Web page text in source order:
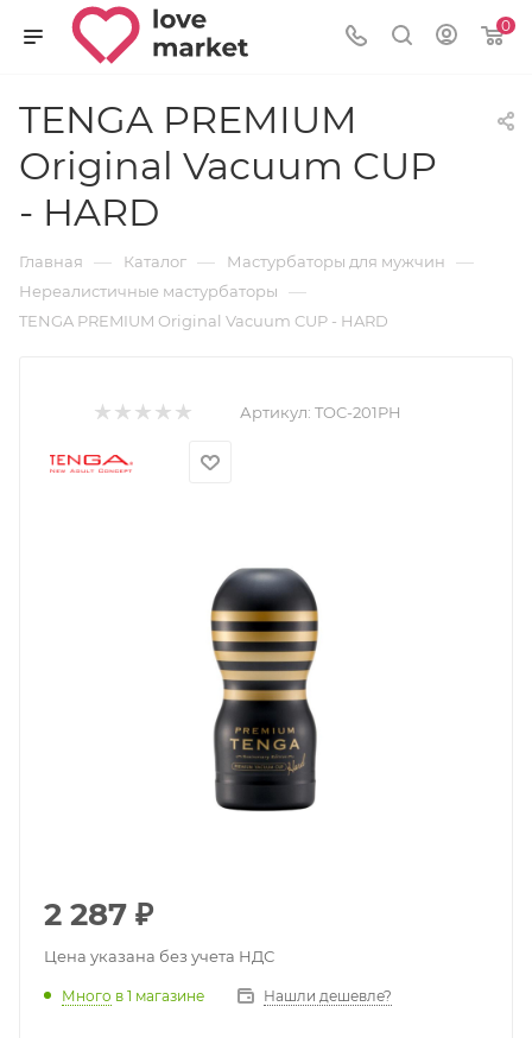
0
TENGA PREMIUM
Original Vacuum CUP
- HARD
Главная — Каталог — Мастурбаторы для мужчин —
Нереалистичные мастурбаторы —
TENGA PREMIUM Original Vacuum CUP - HARD
Артикул: TOC-201PH
2 287 ₽
Цена указана без учета НДС
Много в 1 магазине Нашли дешевле?